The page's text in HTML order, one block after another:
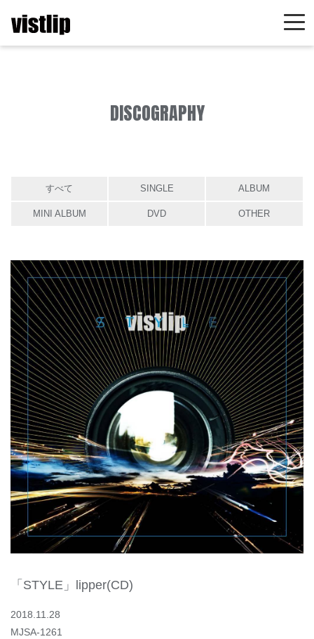
DISCOGRAPHY
すべて SINGLE ALBUM
MINI ALBUM DVD OTHER
「STYLE」lipper(CD)
2018.11.28
MJSA-1261